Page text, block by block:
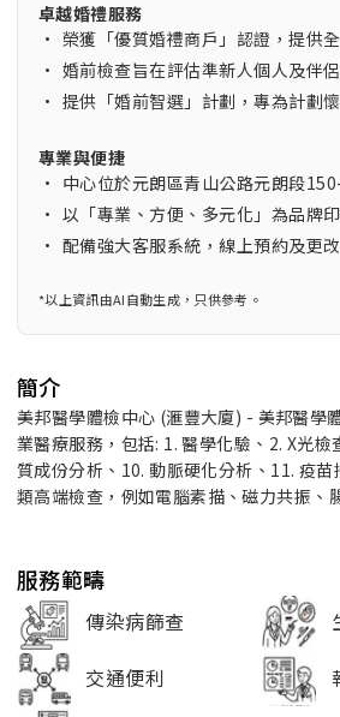
卓越婚禮服務
• 榮獲「優質婚禮商戶」認證，提供
• 婚前檢查旨在評估準新人個人及伴
• 提供「婚前智選」計劃，專為計劃
專業與便捷
• 中心位於元朗區青山公路元朗段
• 以「專業、方便、多元化」為品牌
• 配備強大客服系統，線上預約及更
*以上資訊由AI自動生成，只供參考。
簡介
美邦醫學體檢中心 (滙豐大廈) - 美邦醫學
業醫療服務，包括: 1. 醫學化驗、2. X光
質成份分析、10. 動脈硬化分析、11. 疫
類高端檢查，例如電腦素描、磁力共振、
服務範疇
傳染病篩查
交通便利